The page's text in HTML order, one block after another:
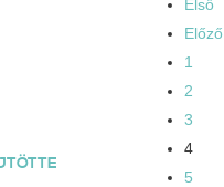
Első
Előző
1
2
3
4
5